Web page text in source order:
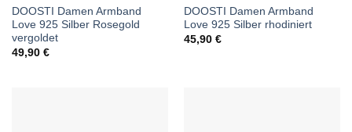
DOOSTI Damen Armband
Love 925 Silber Rosegold
vergoldet
49,90 €
DOOSTI Damen Armband
Love 925 Silber rhodiniert
45,90 €